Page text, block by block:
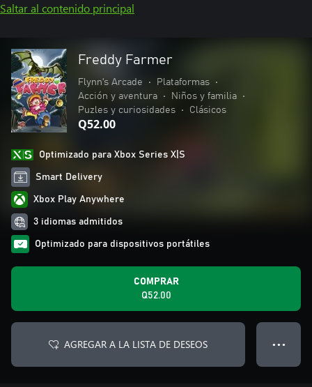
Saltar al contenido principal
Freddy Farmer
Flynn's Arcade • Plataformas
•
Acción y aventura
• Niños y familia
•
Puzles y curiosidades
• Clásicos
Q52.00
Optimizado para Xbox Series X|S
Smart Delivery
Xbox Play Anywhere
3 idiomas admitidos
Optimizado para dispositivos portátiles
COMPRAR
Q52.00
AGREGAR A LA LISTA DE DESEOS ● ● ●